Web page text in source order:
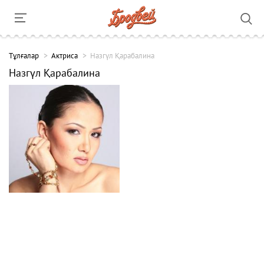
Тұлғалар Актриса Назгүл Қарабалина
Назгүл Қарабалина